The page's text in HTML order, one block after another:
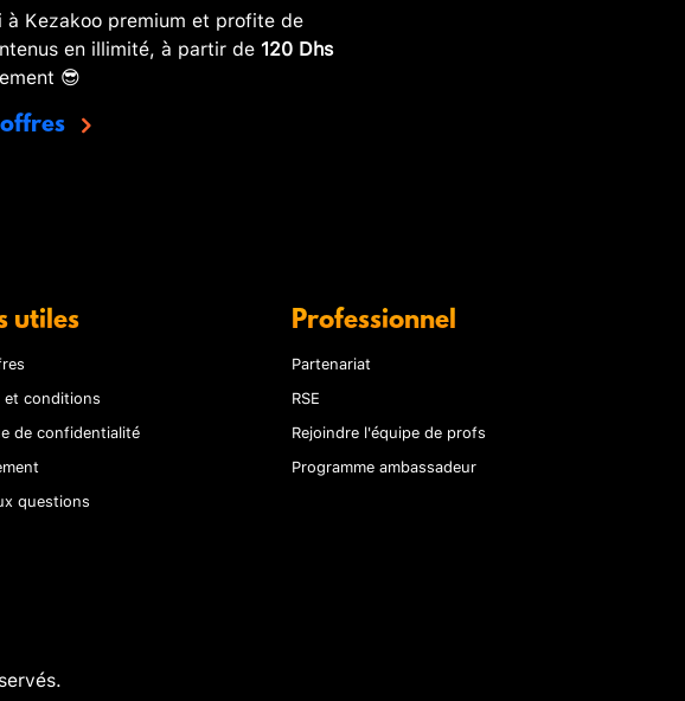
Kezakoo premium et profite de
en illimité, à partir de 120 Dhs
😎
utiles
et conditions
de confidentialité
questions
Professionnel
Partenariat
RSE
Rejoindre l'équipe de profs
Programme ambassadeur